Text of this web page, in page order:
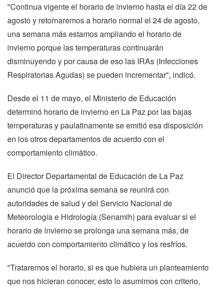
"Continua vigente el horario de invierno hasta el día 22 de
agosto y retornaremos a horario normal el 24 de agosto,
una semana más estamos ampliando el horario de
invierno porque las temperaturas continuarán
disminuyendo y por causa de eso las IRAs (Infecciones
Respiratorias Agudas) se pueden incrementar", indicó.
Desde el 11 de mayo, el Ministerio de Educación
determinó horario de invierno en La Paz por las bajas
temperaturas y paulatinamente se emitió esa disposición
en los otros departamentos de acuerdo con el
comportamiento climático.
El Director Departamental de Educación de La Paz
anunció que la próxima semana se reunirá con
autoridades de salud y del Servicio Nacional de
Meteorología e Hidrología (Senamih) para evaluar si el
horario de invierno se prolonga una semana más, de
acuerdo con comportamiento climático y los resfríos.
"Trataremos el horario, si es que hubiera un planteamiento
que nos hicieran conocer, esto lo asumimos con criterio,